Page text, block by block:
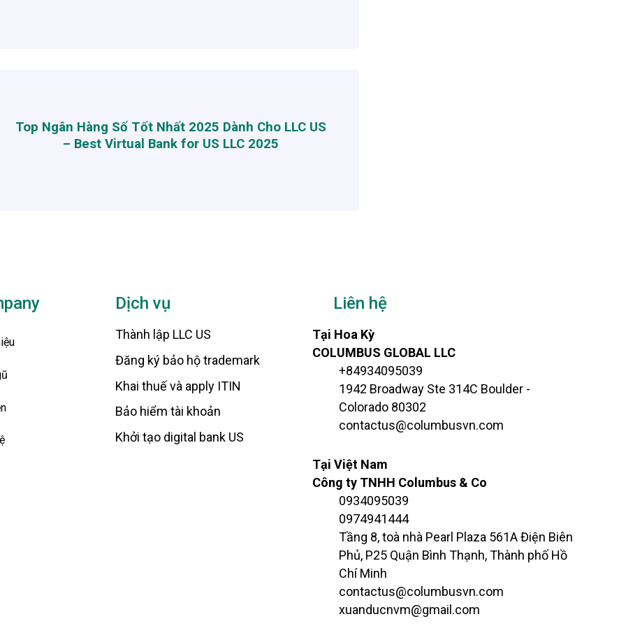
Top Ngân Hàng Số Tốt Nhất 2025 Dành Cho LLC US
– Best Virtual Bank for US LLC 2025
Dịch vụ
Thành lập LLC US
Đăng ký bảo hộ trademark
Khai thuế và apply ITIN
Bảo hiểm tài khoản
Khởi tạo digital bank US
Liên hệ
Tại Hoa Kỳ
COLUMBUS GLOBAL LLC
+84934095039
1942 Broadway Ste 314C Boulder -
Colorado 80302
contactus@columbusvn.com
Tại Việt Nam
Công ty TNHH Columbus & Co
0934095039
0974941444
Tầng 8, toà nhà Pearl Plaza 561A Điện Biên
Phủ, P25 Quận Bình Thạnh, Thành phố Hồ
Chí Minh
contactus@columbusvn.com
xuanducnvm@gmail.com